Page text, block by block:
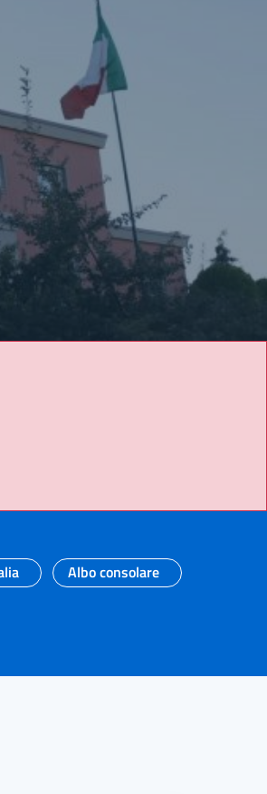
Albo consolare